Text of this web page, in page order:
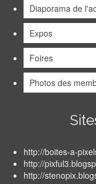
Diaporama de
Expos
Foires
Photos des
http://boites-a-
http://
http://